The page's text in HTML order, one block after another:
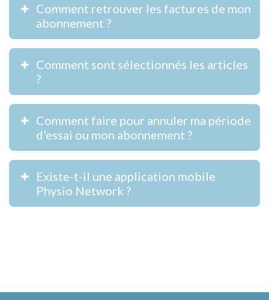
Comment retrouver les factures de mon
abonnement ?
Comment sont sélectionnés les articles
?
Comment faire pour annuler ma période
d'essai ou mon abonnement ?
Existe-t-il une application mobile
Physio Network ?